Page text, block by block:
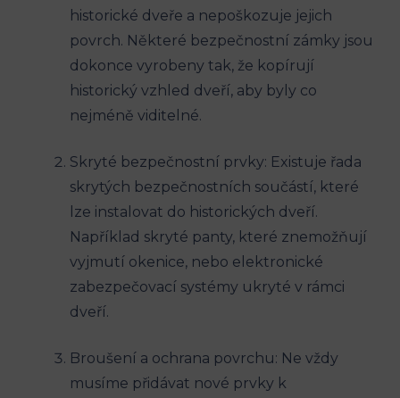
historické dveře a nepoškozuje jejich
povrch. Některé bezpečnostní zámky jsou
dokonce vyrobeny tak, že kopírují
historický vzhled dveří, aby byly co
nejméně viditelné.
Skryté bezpečnostní prvky: Existuje řada
skrytých bezpečnostních součástí, které
lze instalovat do historických dveří.
Například skryté panty, které znemožňují
vyjmutí okenice, nebo elektronické
zabezpečovací systémy ukryté v rámci
dveří.
Broušení a ochrana povrchu: Ne vždy
musíme přidávat nové prvky k